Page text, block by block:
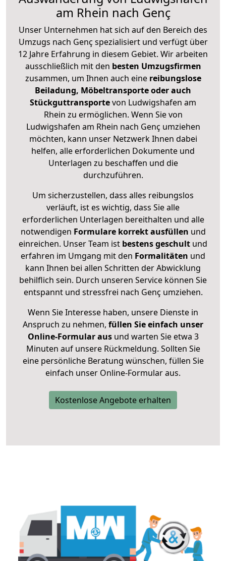
am Rhein nach Genç
Unser Unternehmen hat sich auf den Bereich des
Umzugs nach Genç spezialisiert und verfügt über
12 Jahre Erfahrung in diesem Gebiet. Wir arbeiten
ausschließlich mit den besten Umzugsfirmen
zusammen, um Ihnen auch eine reibungslose
Beiladung, Möbeltransporte oder auch
Stückguttransportevon Ludwigshafen am
Rhein zu ermöglichen. Wenn Sie von
Ludwigshafen am Rhein nach Genç umziehen
möchten, kann unser Netzwerk Ihnen dabei
helfen, alle erforderlichen Dokumente und
Unterlagen zu beschaffen und die
durchzuführen.
Um sicherzustellen, dass alles reibungslos
verläuft, ist es wichtig, dass Sie alle
erforderlichen Unterlagen bereithalten und alle
notwendigen Formulare korrekt ausfüllen und
einreichen. Unser Team ist bestens geschult und
erfahren im Umgang mit den Formalitäten und
kann Ihnen bei allen Schritten der Abwicklung
behilflich sein. Durch unseren Service können Sie
entspannt und stressfrei nach Genç umziehen.
Wenn Sie Interesse haben, unsere Dienste in
Anspruch zu nehmen, füllen Sie einfach unser
Online-Formular ausund warten Sie etwa 3
Minuten auf unsere Rückmeldung. Sollten Sie
eine persönliche Beratung wünschen, füllen Sie
einfach unser Online-Formular aus.
Kostenlose Angebote erhalten